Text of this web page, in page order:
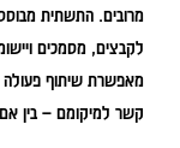
לקבצים, מסמכים
מאפשרת שיתוף פעולה
קשר למיקומם – בין